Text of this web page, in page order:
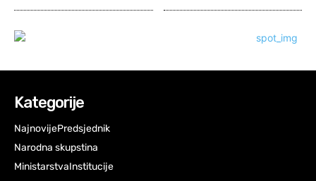
Kategorije
NajnovijePredsjednik
Narodna skupstina
MinistarstvaInstitucije